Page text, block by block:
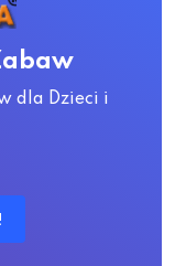
dla Dzieci i